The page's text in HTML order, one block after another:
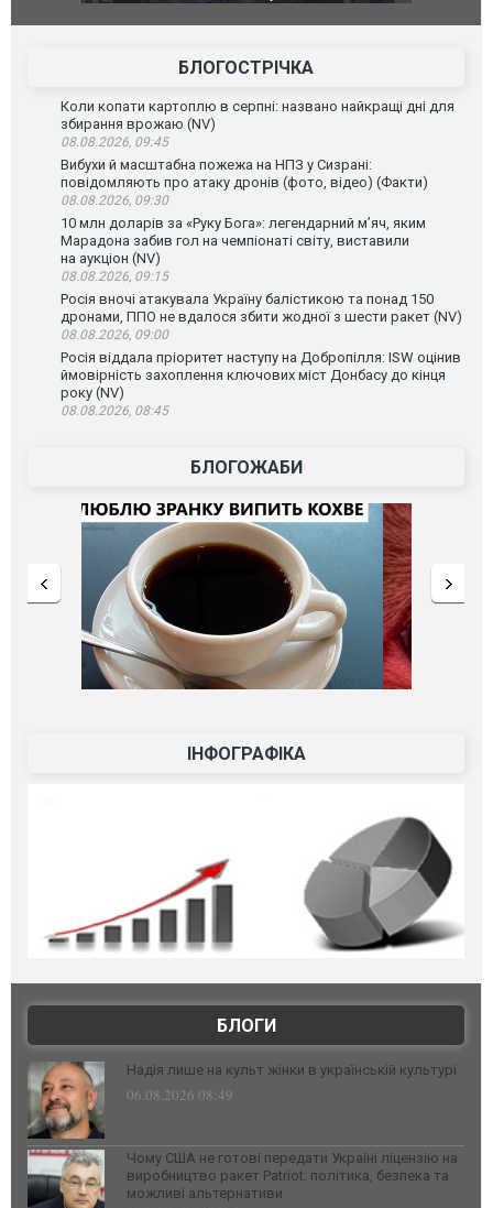
БЛОГОСТРІЧКА
Коли копати картоплю в серпні: названо найкращі дні для
збирання врожаю (NV)
08.08.2026, 09:45
Вибухи й масштабна пожежа на НПЗ у Сизрані:
повідомляють про атаку дронів (фото, відео) (Факти)
08.08.2026, 09:30
10 млн доларів за «Руку Бога»: легендарний м’яч, яким
Марадона забив гол на чемпіонаті світу, виставили
на аукціон (NV)
08.08.2026, 09:15
Росія вночі атакувала Україну балістикою та понад 150
дронами, ППО не вдалося збити жодної з шести ракет (NV)
08.08.2026, 09:00
Росія віддала пріоритет наступу на Добропілля: ISW оцінив
ймовірність захоплення ключових міст Донбасу до кінця
року (NV)
08.08.2026, 08:45
БЛОГОЖАБИ
ІНФОГРАФІКА
БЛОГИ
Надія лише на культ жінки в українській культурі
06.08.2026 08:49
Чому США не готові передати Україні ліцензію на
виробництво ракет Patriot: політика, безпека та
можливі альтернативи